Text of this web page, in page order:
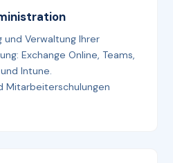
Verwaltung Ihrer
Exchange Online, Teams,
Intune.
Mitarbeiterschulungen